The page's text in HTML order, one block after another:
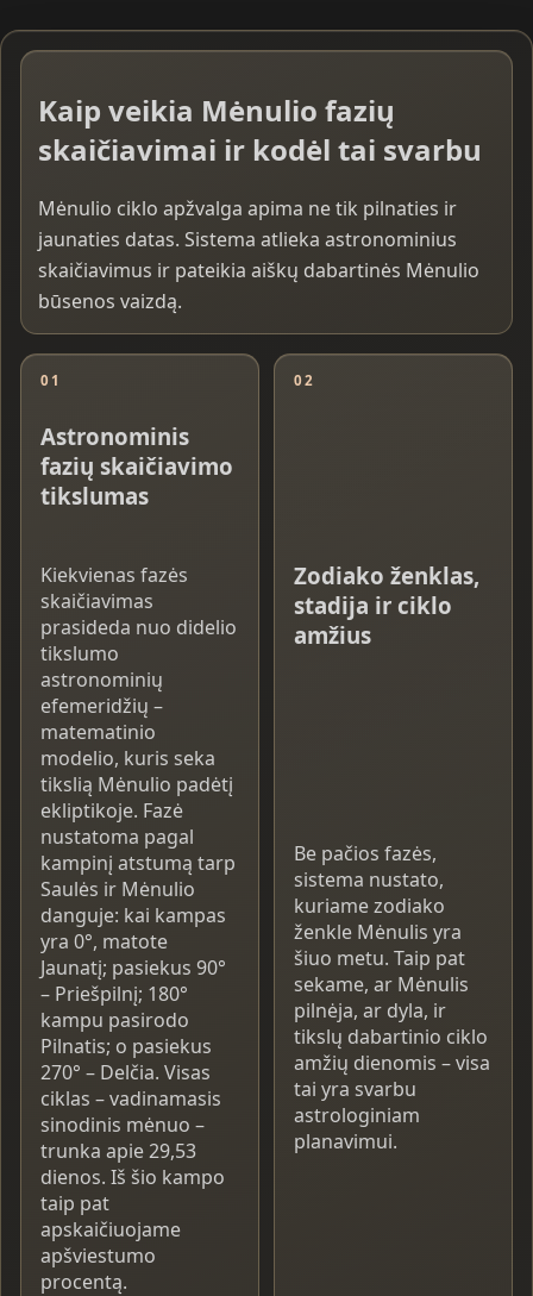
Kaip veikia Mėnulio fazių
skaičiavimai ir kodėl tai svarbu
Mėnulio ciklo apžvalga apima ne tik pilnaties ir
jaunaties datas. Sistema atlieka astronominius
skaičiavimus ir pateikia aiškų dabartinės Mėnulio
būsenos vaizdą.
01
Astronominis
fazių skaičiavimo
tikslumas
Kiekvienas fazės
skaičiavimas
prasideda nuo didelio
tikslumo
astronominių
efemeridžių –
matematinio
modelio, kuris seka
tikslią Mėnulio padėtį
ekliptikoje. Fazė
nustatoma pagal
kampinį atstumą tarp
Saulės ir Mėnulio
danguje: kai kampas
yra 0°, matote
Jaunatį; pasiekus 90°
– Priešpilnį; 180°
kampu pasirodo
Pilnatis; o pasiekus
270° – Delčia. Visas
ciklas – vadinamasis
sinodinis mėnuo –
trunka apie 29,53
dienos. Iš šio kampo
taip pat
apskaičiuojame
apšviestumo
procentą.
02
Zodiako ženklas,
stadija ir ciklo
amžius
Be pačios fazės,
sistema nustato,
kuriame zodiako
ženkle Mėnulis yra
šiuo metu. Taip pat
sekame, ar Mėnulis
pilnėja, ar dyla, ir
tikslų dabartinio ciklo
amžių dienomis – visa
tai yra svarbu
astrologiniam
planavimui.